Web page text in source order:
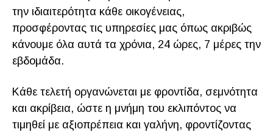
την ιδιαιτερότητα κάθε οικογένειας,
προσφέροντας τις υπηρεσίες μας όπως ακριβώς
κάνουμε όλα αυτά τα χρόνια, 24 ώρες, 7 μέρες την
εβδομάδα.
Κάθε τελετή οργανώνεται με φροντίδα, σεμνότητα
και ακρίβεια, ώστε η μνήμη του εκλιπόντος να
τιμηθεί με αξιοπρέπεια και γαλήνη, φροντίζοντας